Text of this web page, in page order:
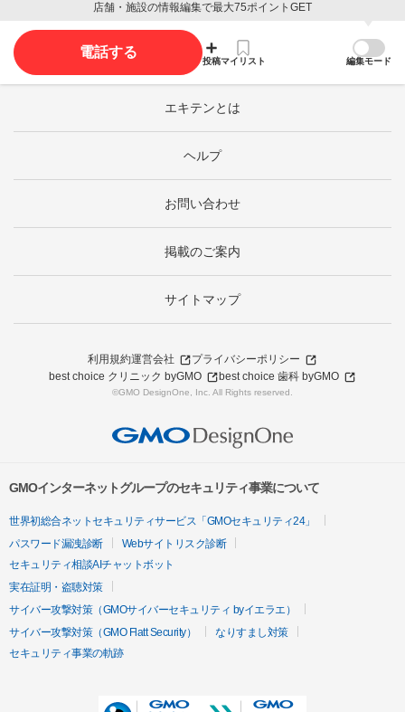
店舗・施設の情報編集で最大75ポイントGET
電話する
投稿マイリスト 編集モード
エキテンとは
ヘルプ
お問い合わせ
掲載のご案内
サイトマップ
利用規約運営会社
プライバシーポリシー
best choice クリニック byGMO
best choice 歯科 byGMO
©GMO DesignOne, Inc. All Rights reserved.
GMOインターネットグループのセキュリティ事業について
世界初総合ネットセキュリティサービス「GMOセキュリティ24」
パスワード漏洩診断
Webサイトリスク診断
セキュリティ相談AIチャットボット
実在証明・盗聴対策
サイバー攻撃対策（GMOサイバーセキュリティ byイエラエ）
サイバー攻撃対策（GMO Flatt Security）
なりすまし対策
セキュリティ事業の軌跡